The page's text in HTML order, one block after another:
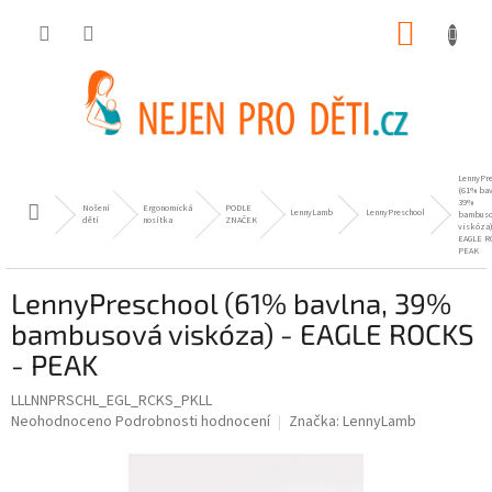
Domů
Nošení
dětí
Ergonomická
nosítka
PODLE
ZNAČEK
LennyLamb LennyPreschool
(61%
39%
EAGLE
PEAK
LennyPreschool (61% bavlna, 39%
bambusová viskóza) - EAGLE ROCKS
- PEAK
LLLNNPRSCHL_EGL_RCKS_PKLL
Průměrné
Neohodnoceno Podrobnosti hodnocení Značka: LennyLamb